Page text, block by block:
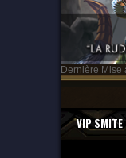
Dernière Mise
VIP SMITE